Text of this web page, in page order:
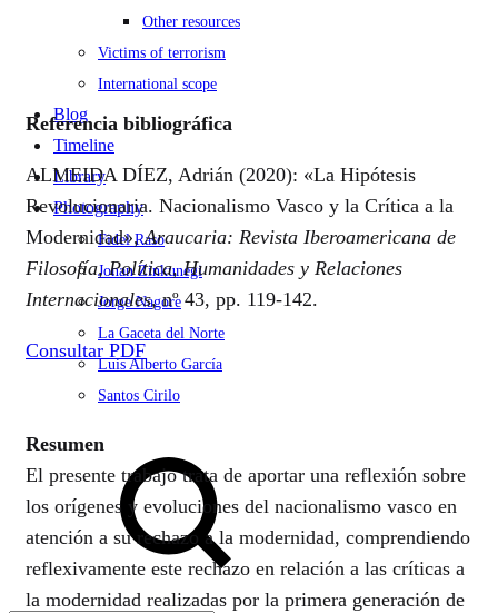
Other resources
Victims of terrorism
International scope
Blog
Timeline
Library
Photography
Fidel Raso
Jonan Zinkunegi
Jorge Nagore
La Gaceta del Norte
Luis Alberto García
Santos Cirilo
Search
Referencia bibliográfica
ALMEIDA DÍEZ, Adrián (2020): «La Hipótesis
Revolucionaria. Nacionalismo Vasco y la Crítica a la
Modernidad»,Araucaria: Revista Iberoamericana de
Filosofía, Política, Humanidades y Relaciones
Internacionales, nº 43, pp. 119-142.
Consultar PDF
Resumen
El presente trabajo trata de aportar una reflexión sobre
los orígenes y evoluciones del nacionalismo vasco en
atención a su rechazo a la modernidad, comprendiendo
reflexivamente este rechazo en relación a las críticas a
la modernidad realizadas por la primera generación de